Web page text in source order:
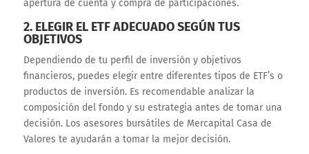
apertura de cuenta y compra de participaciones.
2. ELEGIR EL ETF ADECUADO SEGÚN TUS
OBJETIVOS
Dependiendo de tu perfil de inversión y objetivos
financieros, puedes elegir entre diferentes tipos de ETF’s o
productos de inversión. Es recomendable analizar la
composición del fondo y su estrategia antes de tomar una
decisión. Los asesores bursátiles de Mercapital Casa de
Valores te ayudarán a tomar la mejor decisión.